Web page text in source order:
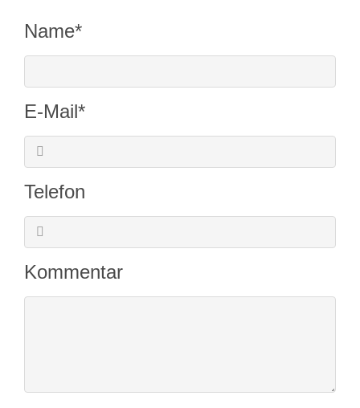
Pflichtfeld
Name*
Pflichtfeld
E-Mail*
Telefon
Kommentar